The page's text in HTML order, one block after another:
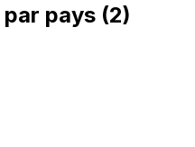
pays (2)